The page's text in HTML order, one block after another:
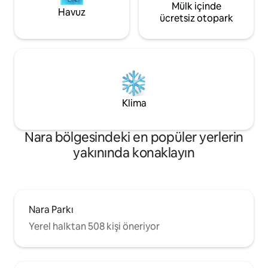
duş odası vardır. Otel gibi olanaklar yok,
ancak nostaljik bir atmosfer ve
memnun oluruz. Sadece yatak odaları
hazırlayacağız. Oda tahsisi için herhangi
bir isteğiniz olursa lütfen bana bildirin.
Havuz
Mülk içinde
ücretsiz otopark
Klima
Nara bölgesindeki en popüler yerlerin
yakınında konaklayın
Nara Parkı
Yerel halktan 508 kişi öneriyor